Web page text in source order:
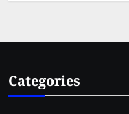
Categories